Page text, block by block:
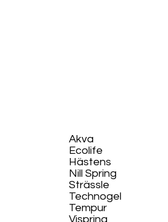
Akva
Ecolife​
Hästens
Nill Spring
Strässle
Technogel
Tempur
Vispring